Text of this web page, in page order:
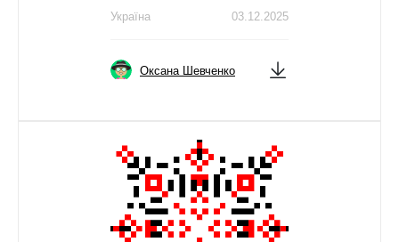
03.12.2025
Україна
Оксана Шевченко